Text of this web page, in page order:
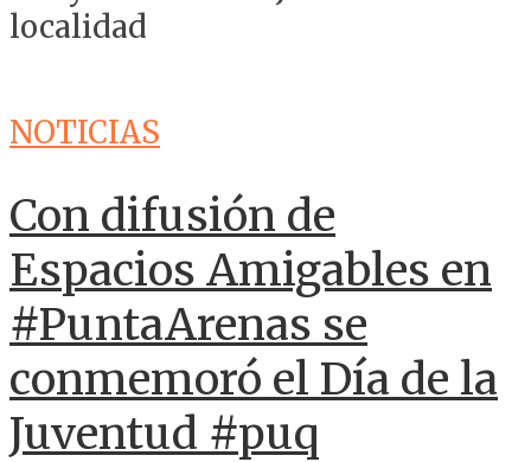
localidad
NOTICIAS
Con difusión de
Espacios Amigables en
#PuntaArenas se
conmemoró el Día de la
Juventud #puq